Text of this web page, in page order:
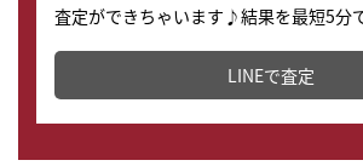
査定ができちゃいます♪結果を最短5分
どこからでもすぐに査定金額を知るこ
LINEで査定